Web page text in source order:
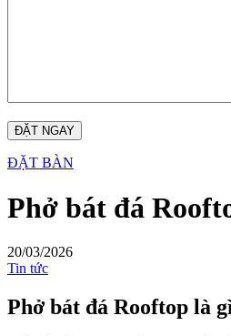
ĐẶT BÀN
Phở bát đá
20/03/2026
Tin tức
Phở bát đá Rooftop là